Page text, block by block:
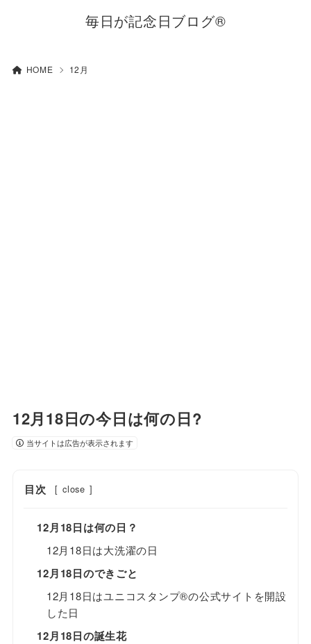
毎日が記念日ブログ®
HOME 12月
12月18日の今日は何の日?
当サイトは広告が表示されます
目次 [ close ]
12月18日は何の日？
12月18日は大洗濯の日
12月18日のできごと
12月18日はユニコスタンプ®の公式サイトを開設
した日
12月18日の誕生花